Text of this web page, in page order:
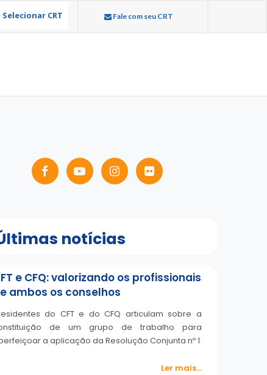
Selecionar CRT Fale com seu CRT
notícias
e CFQ: valorizando os profissionais
ambos os conselhos
do CFT e do CFQ articulam sobre a
de um grupo de trabalho para
a aplicação da Resolução Conjunta nº 1
Ler mais...